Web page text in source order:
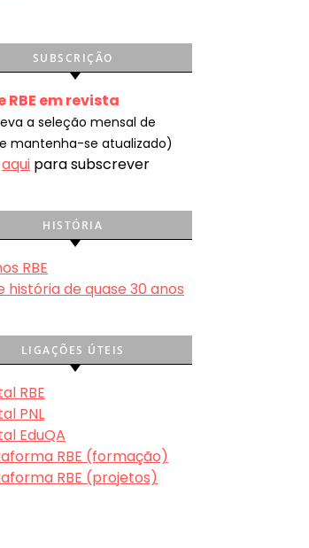
SUBSCRIÇÃO
RBE em revista
a seleção mensal de
mantenha-se atualizado)
aqui para subscrever
HISTÓRIA
RBE
história de quase 30 anos
LIGAÇÕES ÚTEIS
RBE
PNL
EduQA
RBE (formação)
RBE (projetos)